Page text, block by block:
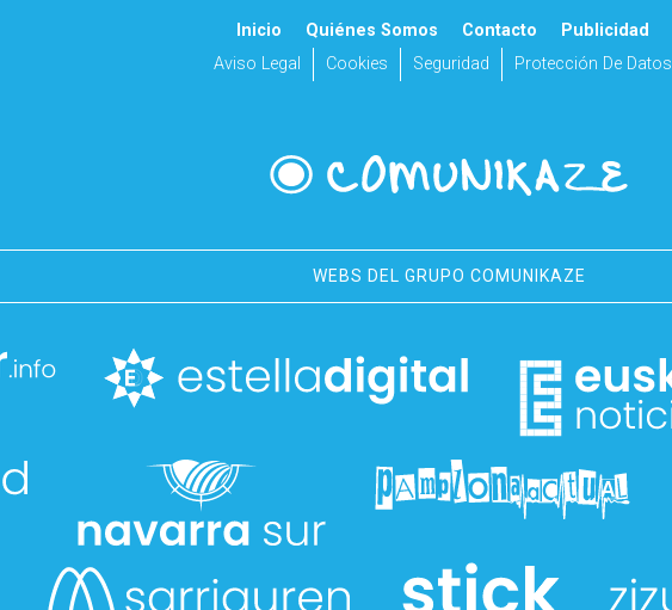
Inicio Quiénes Somos Contacto
Publicidad
Aviso Legal
Cookies Seguridad Protección De Datos
WEBS DEL GRUPO COMUNIKAZE